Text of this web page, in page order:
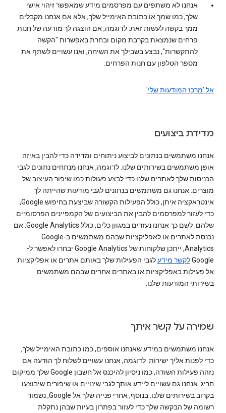
אנחנו לא משתפים עם מפרסמים מידע שמאפשר זיהוי אישי
שלך, כמו שמך או כתובת האימייל שלך, אלא אם אנחנו מקבלים
ממך בקשה לעשות זאת. לדוגמה, אם הוצגה לך מודעה של חנות
פרחים שנמצאת בקרבת מקום ובחרת באפשרות "הקשה
להתקשרות", נבצע בשבילך את השיחה, ואנו עשויים לשתף את
מספר הטלפון עם חנות הפרחים.
אל 'מרכז המודעות שלי'
מדידת ביצועים
אנחנו משתמשים בנתונים לביצוע ניתוחים ומדידה כדי להבין באיזה
אופן משתמשים בשירותים שלנו. לדוגמה, אנחנו מנתחים נתונים לגבי
הכניסות שלך לאתרים שלנו כדי לבצע פעולות כמו שיפור העיצוב של
מוצרים. אנחנו גם משתמשים בנתונים לגבי מודעות שהייתה לך
אינטראקציה איתן, כולל הפעילות הקשורה שביצעת בחיפוש Google,
כדי לעזור למפרסמים להבין את הביצועים של הקמפיינים הפרסומיים
שלהם. לשם כך אנחנו נעזרים במגוון כלים, כולל Google Analytics. אם
נכנסת לאתרים או לאפליקציות שבהם משתמשים ב-Google
Analytics, ייתכן שלקוחות של Google Analytics יבחרו לאפשר ל-
Googleלקשר מידעלגבי הפעילות שלך באותם אתרים או אפליקציות
אל פעילות באפליקציות או באתרים אחרים שבהם משתמשים
בשירותי המודעות שלנו.
שמירה על קשר איתך
אנחנו משתמשים במידע שאנחנו אוספים, כמו כתובת האימייל שלך,
כדי לפנות אליך ישירות. לדוגמה, אנחנו עשויים לשלוח לך הודעה אם
נזהה פעילות חשודה, כמו ניסיון להיכנס אל חשבון Google שלך ממיקום
חריג. אנחנו גם עשויים ליידע אותך לגבי שינויים או שיפורים שיבוצעו
בקרוב בשירותים שלנו. בנוסף, אחרי פנייה שלך אל Google, נשמור
רשומה של הבקשה שלך כדי לעזור בפתרון בעיות שבהן נתקלת.